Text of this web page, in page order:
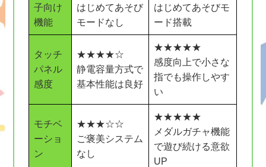
子向け
機能
はじめてあそび
モードなし
はじめてあそびモ
ード搭載
タッチ
パネル
感度
★★★★☆
静電容量方式で
基本性能は良好
★★★★★
感度向上で小さな
指でも操作しやす
い
モチベ
ーショ
ン
★★★☆☆
ご褒美システム
なし
★★★★★
メダルガチャ機能
で遊び続ける意欲
UP